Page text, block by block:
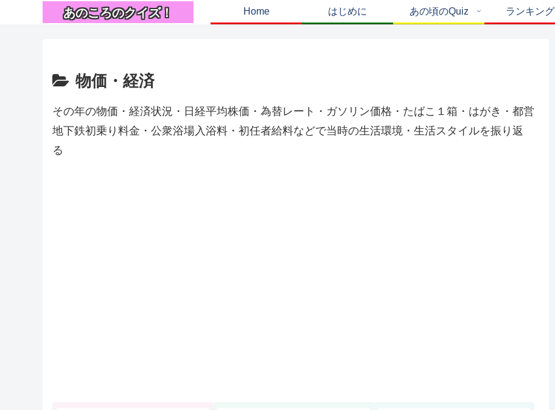
あのころのクイズ！ Home はじめに あの頃のQuiz ランキング
物価・経済
その年の物価・経済状況・日経平均株価・為替レート・ガソリン価格・たばこ１箱・はがき・都営
地下鉄初乗り料金・公衆浴場入浴料・初任者給料などで当時の生活環境・生活スタイルを振り返
る